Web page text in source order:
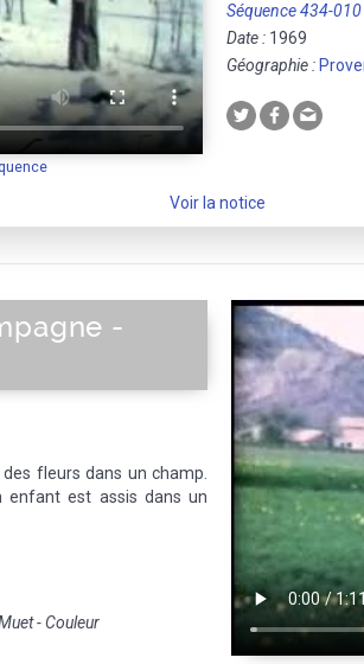
Séquence 434-010
Date : 1969
Géographie :
Voir la notice
-
fleurs dans un champ.
enfant est assis dans un
- Couleur